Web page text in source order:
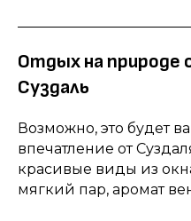
Отдых на природе
Суздаль
Возможно, это будет
впечатление от
красивые виды из
мягкий пар, аромат